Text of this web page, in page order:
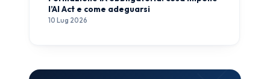
l’AI Act e come adeguarsi
10 Lug 2026